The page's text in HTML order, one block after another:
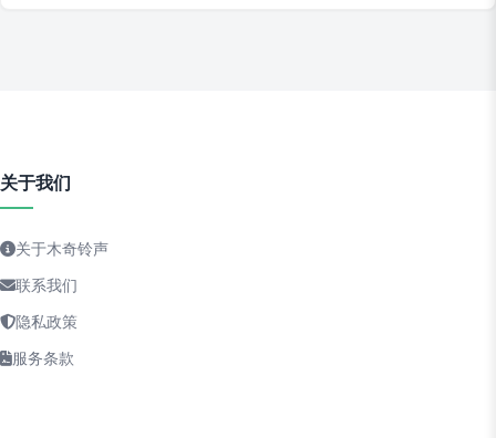
关于我们
关于木奇铃声
联系我们
隐私政策
服务条款